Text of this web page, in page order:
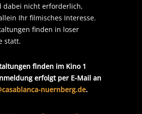
dabei nicht erforderlich,
Ihr filmisches Interesse.
finden in loser
statt.
finden im Kino 1
erfolgt per E-Mail an
nuernberg.de.